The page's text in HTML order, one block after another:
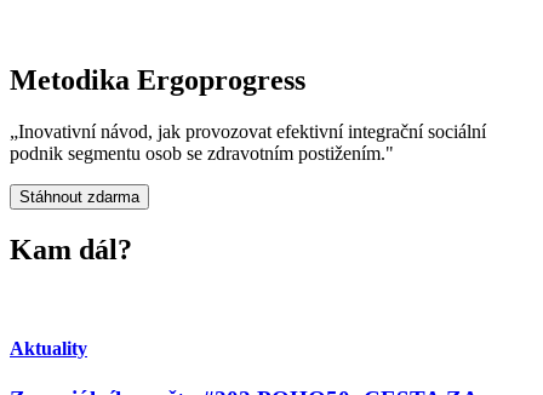
Metodika Ergoprogress
„Inovativní návod, jak provozovat efektivní integrační sociální
podnik segmentu osob se zdravotním postižením."
Stáhnout zdarma
Kam dál?
Aktuality